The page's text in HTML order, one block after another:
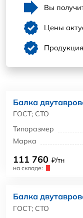
Вы
Цены
Балка
ГОСТ; СТО
Типоразмер
Марка
111 760 ₽/тн
на складе:
Балка
ГОСТ; СТО